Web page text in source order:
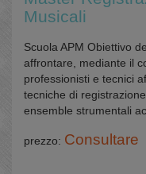
Musicali
Scuola APM Obiettivo
affrontare, mediante il
professionisti e tecnici
tecniche di
ensemble strumentali
prezzo: Consultare